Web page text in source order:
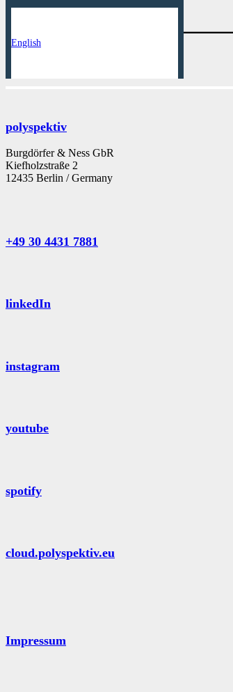
English
polyspektiv
Burgdörfer & Ness GbR
Kiefholzstraße 2
12435 Berlin / Germany
+49 30 4431 7881
linkedIn
instagram
youtube
spotify
cloud.polyspektiv.eu
Impressum